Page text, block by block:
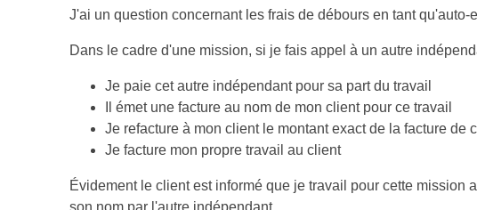
J'ai un question concernant les frais de débours en tant qu'auto-
Dans le cadre d'une mission, si je fais appel à un autre
Je paie cet autre indépendant pour sa part du travail
Il émet une facture au nom de mon client pour ce travail
Je refacture à mon client le montant exact de la facture
Je facture mon propre travail au client
Évidement le client est informé que je travail pour cette mission
son nom par l'autre indépendant.